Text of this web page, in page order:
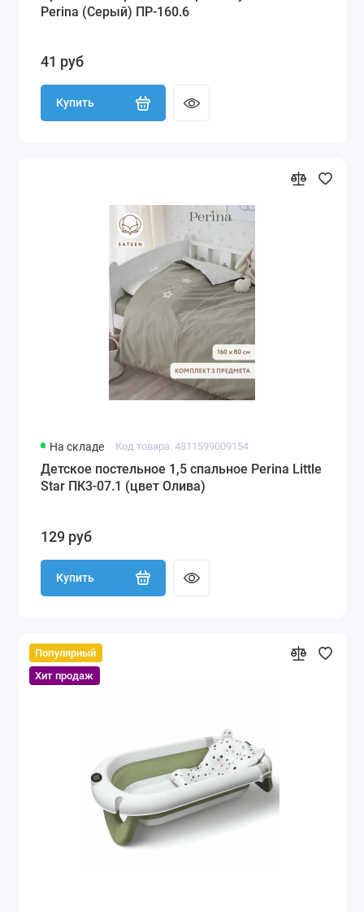
Perina (Серый) ПР-160.6
41 руб
Купить
На складе Код товара: 4811599009154
Детское постельное 1,5 спальное Perina Little
Star ПК3-07.1 (цвет Олива)
129 руб
Купить
Популярный
Хит продаж